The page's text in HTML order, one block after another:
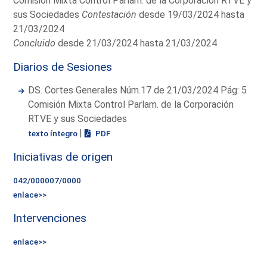
sus Sociedades Contestación desde 19/03/2024 hasta
21/03/2024
Concluido desde 21/03/2024 hasta 21/03/2024
Diarios de Sesiones
DS. Cortes Generales Núm.17 de 21/03/2024 Pág: 5
Comisión Mixta Control Parlam. de la Corporación
RTVE y sus Sociedades
texto íntegro | PDF
Iniciativas de origen
042/000007/0000
enlace>>
Intervenciones
enlace>>